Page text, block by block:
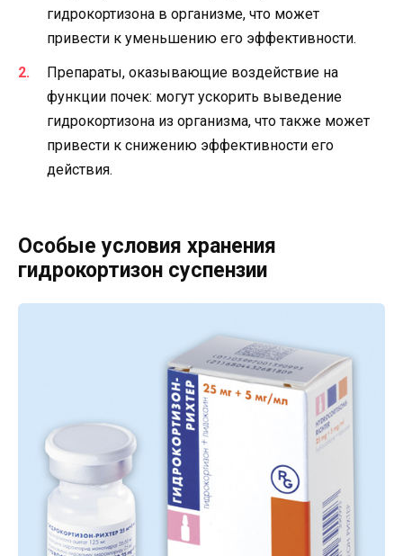
гидрокортизона в организме, что может
привести к уменьшению его эффективности.
Препараты, оказывающие воздействие на
функции почек: могут ускорить выведение
гидрокортизона из организма, что также может
привести к снижению эффективности его
действия.
Особые условия хранения
гидрокортизон суспензии